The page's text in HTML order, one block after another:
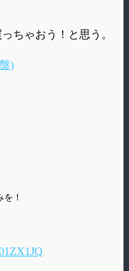
ちゃおう！と思う。
)
！